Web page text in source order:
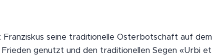
seine traditionelle Osterbotschaft auf dem
genutzt und den traditionellen Segen «Urbi et